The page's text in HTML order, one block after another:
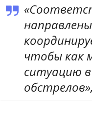
чтобы как
ситуацию в